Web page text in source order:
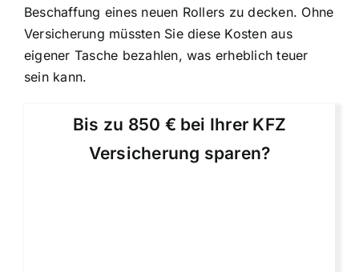
Beschaffung eines neuen Rollers zu decken. Ohne
Versicherung müssten Sie diese Kosten aus
eigener Tasche bezahlen, was erheblich teuer
sein kann.
Bis zu 850 € bei Ihrer KFZ
Versicherung sparen?